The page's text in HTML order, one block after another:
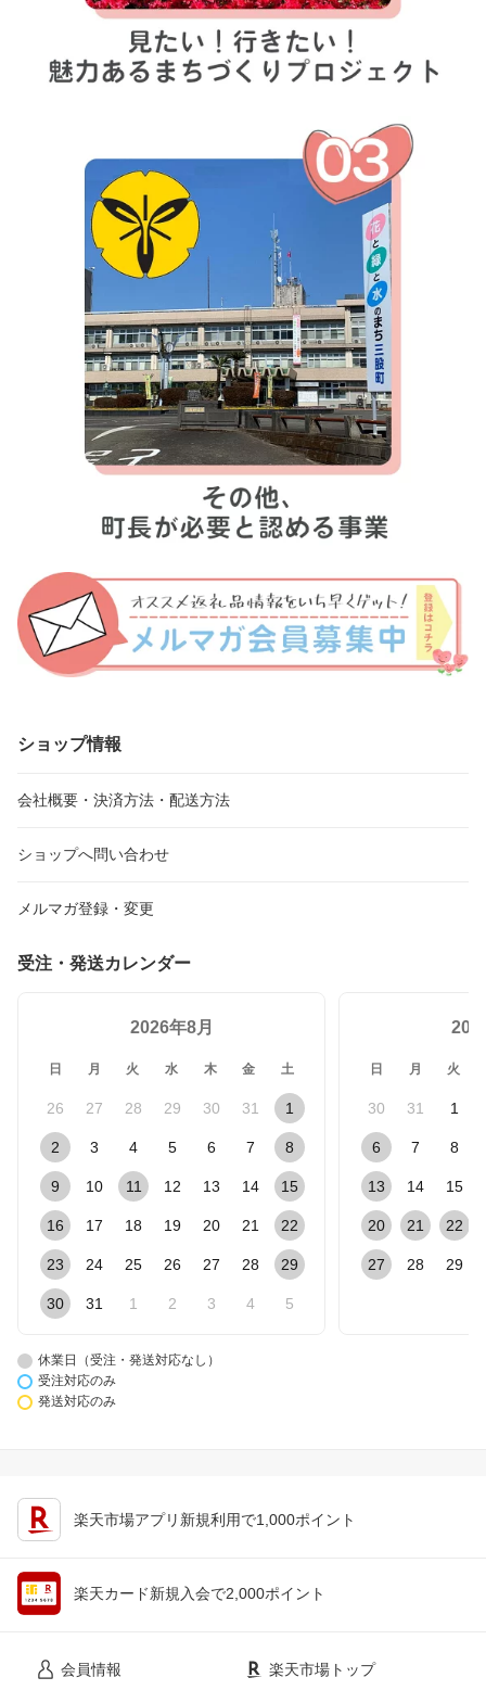
ショップ情報
会社概要・決済方法・配送方法
ショップへ問い合わせ
メルマガ登録・変更
受注・発送カレンダー
2026年8月
日 月 火 水 木 金 土
26 27 28 29 30 31 1
2 3 4 5 6 7 8
9 10 11 12 13 14 15
16 17 18 19 20 21 22
23 24 25 26 27 28 29
30 31 1 2 3 4 5
日 月 火
30 31 1
6 7 8
13 14 15
20 21 22
27 28 29
休業日（受注・発送対応なし）
受注対応のみ
発送対応のみ
楽天市場アプリ新規利用で1,000ポイント
楽天カード新規入会で2,000ポイント
会員情報 楽天市場トップ